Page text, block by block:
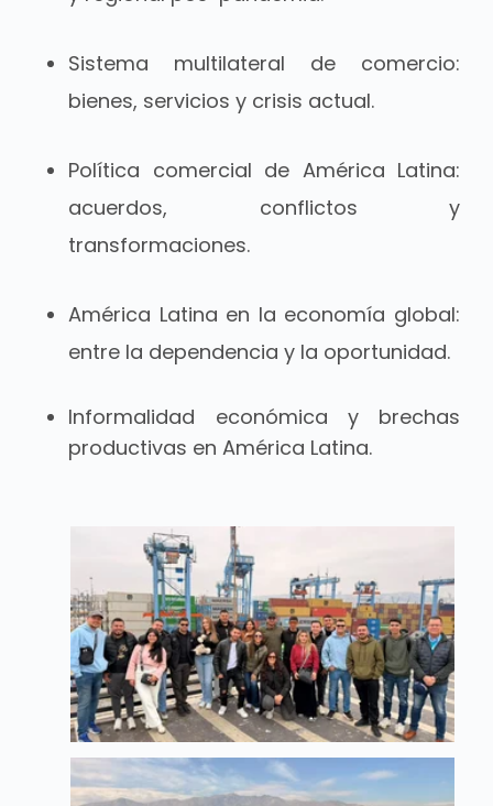
Sistema multilateral de comercio:
bienes, servicios y crisis actual.
Política comercial de América Latina:
acuerdos, conflictos y
transformaciones.
América Latina en la economía global:
entre la dependencia y la oportunidad.
Informalidad económica y brechas
productivas en América Latina.